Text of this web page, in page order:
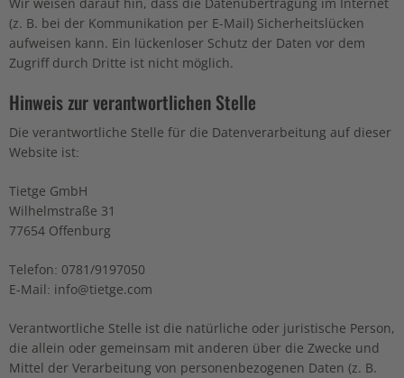
(z. B. bei der Kommunikation per E-Mail) Sicherheitslücken
aufweisen kann. Ein lückenloser Schutz der Daten vor dem
Zugriff durch Dritte ist nicht möglich.
Hinweis zur verantwortlichen Stelle
Die verantwortliche Stelle für die Datenverarbeitung auf dieser
Website ist:
Tietge GmbH
Wilhelmstraße 31
77654 Offenburg
Telefon: 0781/9197050
E-Mail: info@tietge.com
Verantwortliche Stelle ist die natürliche oder juristische Person,
die allein oder gemeinsam mit anderen über die Zwecke und
Mittel der Verarbeitung von personenbezogenen Daten (z. B.